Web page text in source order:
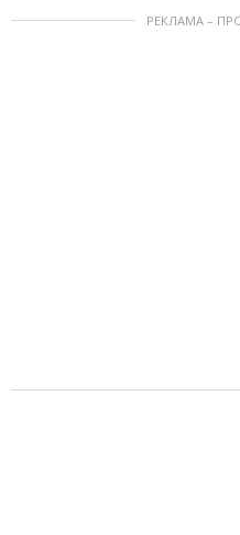
РЕКЛАМА –